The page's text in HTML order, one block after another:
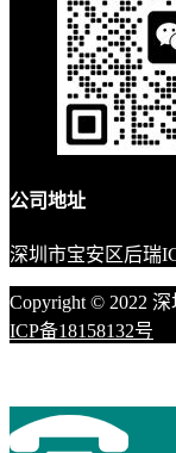
公司地址
深圳市宝安区后瑞
Copyright © 2022
ICP备18158132号